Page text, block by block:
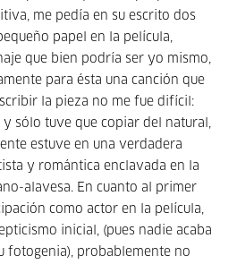
me pedía en su escrito dos
papel en la película,
que bien podría ser yo mismo,
para ésta una canción que
la pieza no me fue difícil:
y sólo tuve que copiar del natural,
estuve en una verdadera
y romántica enclavada en la
alavesa. En cuanto al primer
como actor en la película,
inicial, (pues nadie acaba
fotogenia), probablemente no